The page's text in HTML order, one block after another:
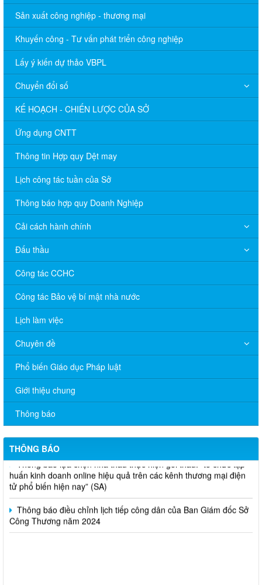
Sản xuất công nghiệp - thương mại
Khuyến công - Tư vấn phát triển công nghiệp
Lấy ý kiến dự thảo VBPL
Chuyển đổi số
KẾ HOẠCH - CHIẾN LƯỢC CỦA SỞ
Ứng dụng CNTT
Thông tin Hợp quy Dệt may
Lịch công tác tuần của Sở
Thông báo hợp quy Doanh Nghiệp
Cải cách hành chính
Đấu thầu
Công tác CCHC
Công tác Bảo vệ bí mật nhà nước
Lịch làm việc
Chuyên đề
Phổ biến Giáo dục Pháp luật
Giới thiệu chung
Thông báo
THÔNG BÁO
V/v đề nghị báo cáo hệ thống phân phối, nhãn hiệu hàng hóa
và hoạt động mua bán khí trên địa bàn tỉnh năm 2025 (nhắc lần
Thông báo lựa chọn nhà thầu thực hiện gói thầu: “tổ chức tập
huấn kinh doanh online hiệu quả trên các kênh thương mại điện
tử phổ biến hiện nay” (SA)
Thông báo điều chỉnh lịch tiếp công dân của Ban Giám đốc Sở
Công Thương năm 2024